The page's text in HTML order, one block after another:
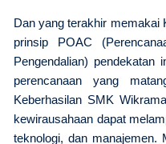
Dan yang terakhir memakai
prinsip POAC
Pengendalian) pendekatan
perencanaan yang
Keberhasilan SMK
kewirausahaan dapat
teknologi, dan manajemen.